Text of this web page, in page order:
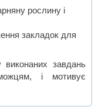
рослину і
закладок для
виконаних завдань
і мотивує